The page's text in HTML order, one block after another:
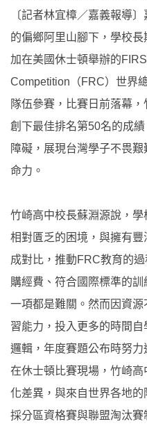
〔記者林宜樟／嘉義報導
的偏鄉阿里山腳下，學校
加在美國休士頓舉辦的
Competition（FRC）世界
隊伍參賽，比賽日前落幕
創下最佳排名第50名的成
障礙，展現台灣學子不畏
命力。
竹崎高中校長蘇淵源說，
相對匱乏的困境，與擁有
成對比，推動FRC教育的
購經費、符合國際標準的
一項都是難關。然而因資
習能力，投入更多的時間
邏輯，年度賽題公布時努力
在休士頓比賽現場，竹崎
化差異，與來自世界各地
採分區資格賽與聯盟淘汰